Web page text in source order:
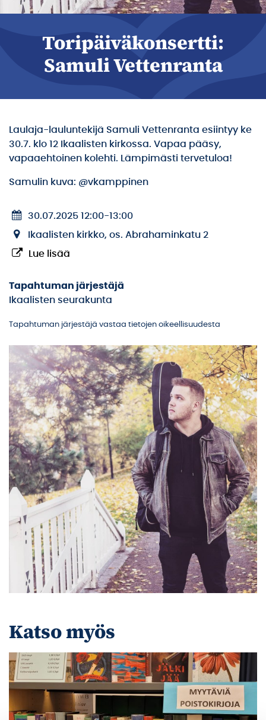
Toripäiväkonsertti:
Samuli Vettenranta
Laulaja-lauluntekijä Samuli Vettenranta esiintyy ke
30.7. klo 12 Ikaalisten kirkossa. Vapaa pääsy,
vapaaehtoinen kolehti. Lämpimästi tervetuloa!
Samulin kuva: @vkamppinen
30.07.2025 12:00-13:00
Ikaalisten kirkko, os. Abrahaminkatu 2
Lue lisää
Tapahtuman järjestäjä
Ikaalisten seurakunta
Tapahtuman järjestäjä vastaa tietojen oikeellisuudesta
Katso myös